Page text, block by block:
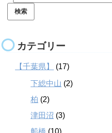
カテゴリー
【千葉県】 (17)
下総中山 (2)
柏 (2)
津田沼 (3)